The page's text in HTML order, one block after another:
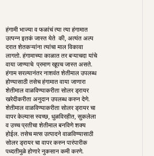
हंगामी भाज्या व फळांचं त्या त्या हंगामात
उत्पन्न इतकं जास्त येते की, अत्यंत अल्प
दरात शेतकऱ्यांना त्यांचा माल विकावा
लागतो. हंगामाच्या काळात तर बऱ्याचदा यांचे
वाया जाण्याचे प्रमाण खूपच जास्त असते.
हंगाम सरल्यानंतर नाशवंत शेतीमाल उपलब्ध
होण्यासाठी तसेच हंगामात वाया जाणारा
शेतीमाल वाळविण्याकरीता सोलर ड्रायर
खरेदीकरीता अनुदान उपलब्ध करुन देणे.
शेतीमाल वाळविण्याकरीता सोलर ड्रायर चा
वापर केल्यास स्वच्छ, धुळविरहीत, सुकलेला
व उच्च प्रतीचा शेतीमाल बनविणे शक्य
होईल. तसेच मत्स उत्पादने वाळविण्यासाठी
सोलर ड्रायर चा वापर करुन पारंपारीक
पध्दतीमुळे होणारे नुकसान कमी करणे.